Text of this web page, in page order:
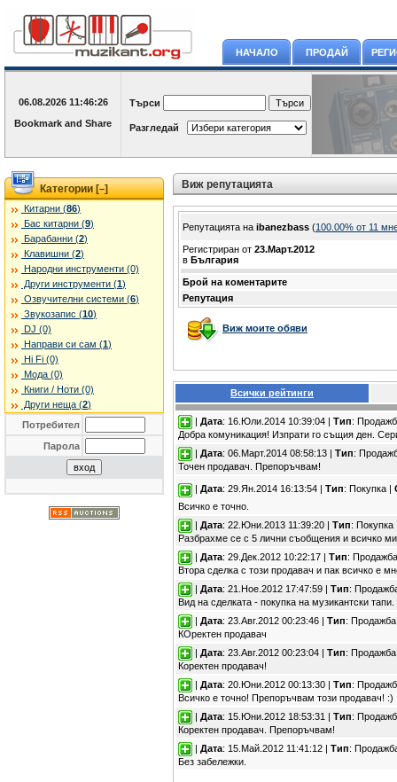
НАЧАЛО ПРОДАЙ
06.08.2026 11:46:26 Търси
Разгледай
Категории [–]
Китарни (86)
Бас китарни (9)
Барабанни (2)
Клавишни (2)
Народни инструменти (0)
Други инструменти (1)
Озвучителни системи (6)
Звукозапис (10)
DJ (0)
Направи си сам (1)
Hi Fi (0)
Мода (0)
Книги / Ноти (0)
Други неща (2)
Потребител
Парола
Виж репутацията
Репутацията на ibanezbass (100.00% oт 11
Регистриран от 23.Март.2012
в България
Брой на коментарите
Репутация
Виж моите обяви
Всички рейтинги
| Дата: 16.Юли.2014 10:39:04 | Тип:
Добра комуникация! Изпрати го същия ден.
| Дата: 06.Март.2014 08:58:13 | Тип:
Точен продавач. Препоръчвам!
Дата: 29.Ян.2014 16:13:54 | Тип: Покупка |
Всичко е точно.
| Дата: 22.Юни.2013 11:39:20 | Тип:
Разбрахме се с 5 лични съобщения и всичко
| Дата: 29.Дек.2012 10:22:17 | Тип:
Втора сделка с този продавач и пак всичко е
| Дата: 21.Ное.2012 17:47:59 | Тип:
Вид на сделката - покупка на музикантски
| Дата: 23.Авг.2012 00:23:46 | Тип:
КОректен продавач
| Дата: 23.Авг.2012 00:23:04 | Тип:
Коректен продавач!
| Дата: 20.Юни.2012 00:13:30 | Тип:
Всичко е точно! Препоръчвам този продавач! :)
| Дата: 15.Юни.2012 18:53:31 | Тип:
Коректен продавач. Препоръчвам!
| Дата: 15.Май.2012 11:41:12 | Тип:
Без забележки.